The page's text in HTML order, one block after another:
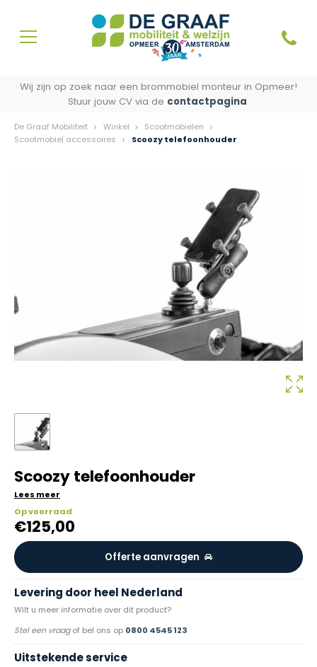
Wij zijn op zoek naar een brommobiel monteur in Opmeer!
Stuur jouw CV via de contactpagina.
De Graaf Mobiliteit Winkel
Scootmobielen
Scootmobiel accessoires
Scoozy telefoonhouder
Scoozy telefoonhouder
Lees meer
Op voorraad
€125,00
Offerte aanvragen
Levering door heel Nederland
Wilt u meer informatie over dit product?
Stel een vraagof bel ons op 0800 4545 123
Uitstekende service